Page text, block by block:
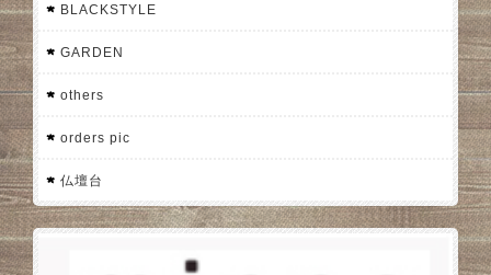
BLACKSTYLE
GARDEN
others
orders pic
仏壇台